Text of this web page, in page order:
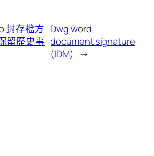
封存檔方
留歷史事
Dwg word
document signature
(IDM) →